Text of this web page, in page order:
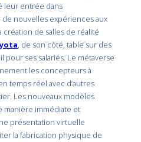
leur entrée dans
de nouvelles expériences aux
création de salles de réalité
, de son côté, table sur des
ses salariés. Le métaverse
les concepteurs à
temps réel avec d’autres
Les nouveaux modèles
immédiate et
présentation virtuelle
la fabrication physique de